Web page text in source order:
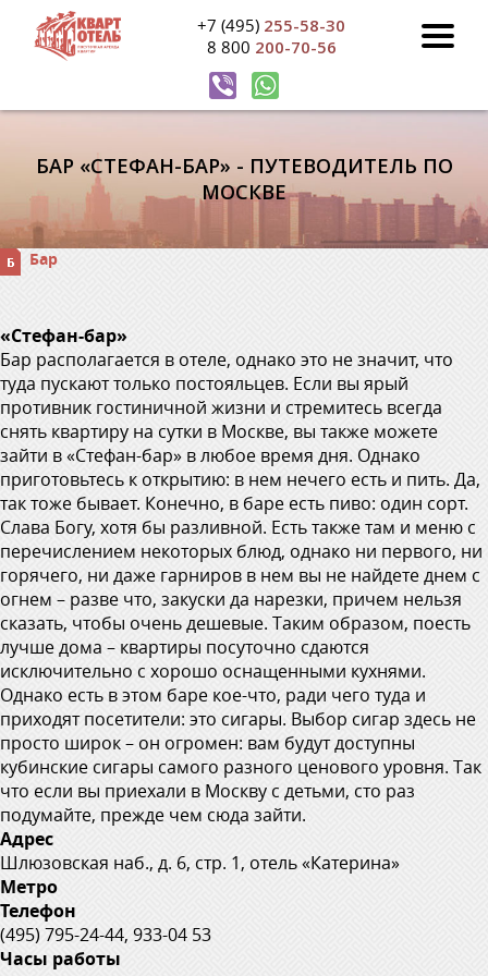
+7 (495) 255-58-30
8 800 200-70-56
БАР «СТЕФАН-БАР» - ПУТЕВОДИТЕЛЬ ПО
МОСКВЕ
Бар
«Стефан-бар»
Бар располагается в отеле, однако это не значит, что
туда пускают только постояльцев. Если вы ярый
противник гостиничной жизни и стремитесь всегда
снять квартиру на сутки в Москве, вы также можете
зайти в «Стефан-бар» в любое время дня. Однако
приготовьтесь к открытию: в нем нечего есть и пить. Да,
так тоже бывает. Конечно, в баре есть пиво: один сорт.
Слава Богу, хотя бы разливной. Есть также там и меню с
перечислением некоторых блюд, однако ни первого, ни
горячего, ни даже гарниров в нем вы не найдете днем с
огнем – разве что, закуски да нарезки, причем нельзя
сказать, чтобы очень дешевые. Таким образом, поесть
лучше дома – квартиры посуточно сдаются
исключительно с хорошо оснащенными кухнями.
Однако есть в этом баре кое-что, ради чего туда и
приходят посетители: это сигары. Выбор сигар здесь не
просто широк – он огромен: вам будут доступны
кубинские сигары самого разного ценового уровня. Так
что если вы приехали в Москву с детьми, сто раз
подумайте, прежде чем сюда зайти.
Адрес
Шлюзовская наб., д. 6, стр. 1, отель «Катерина»
Метро
Телефон
(495) 795-24-44, 933-04 53
Часы работы